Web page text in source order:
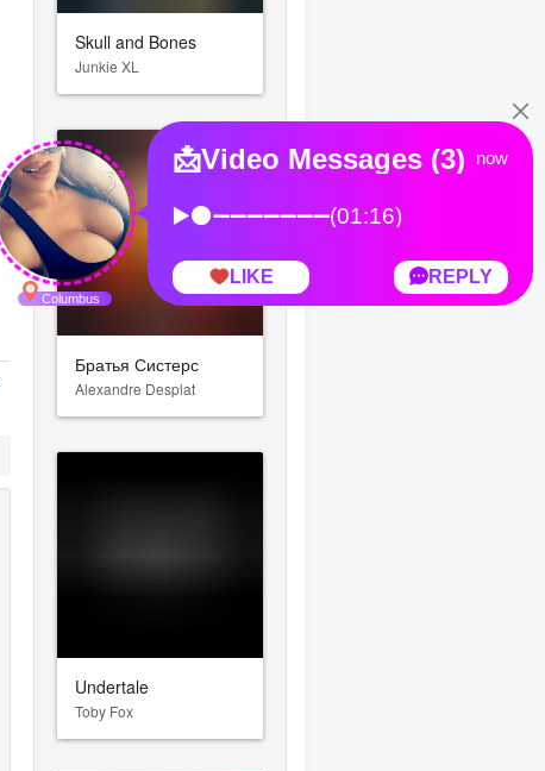
Skull and Bones
Junkie XL
Братья Систерс
Alexandre Desplat
Undertale
Toby Fox